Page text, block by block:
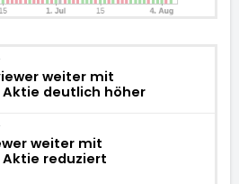
weiter mit
deutlich höher
weiter mit
reduziert